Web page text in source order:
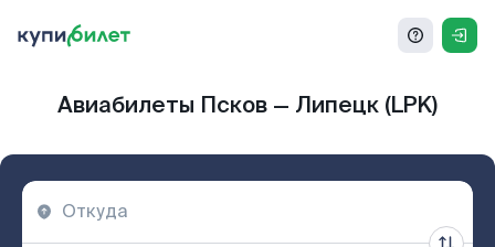
Авиабилеты Псков — Липецк (LPK)